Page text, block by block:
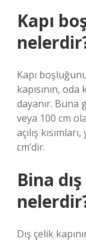
Kapı
Kapı
kapısının, oda
dayanır. Buna
veya 100 cm
açılış
cm’dir.
Bina
Dış çelik